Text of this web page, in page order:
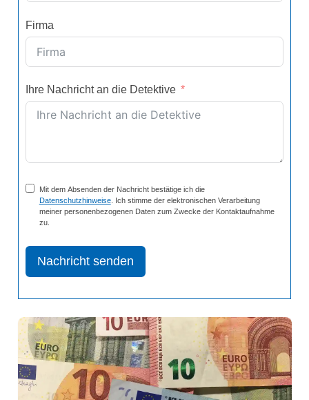
Firma
Ihre Nachricht an die Detektive
Mit dem Absenden der Nachricht bestätige ich die
Datenschutzhinweise. Ich stimme der elektronischen Verarbeitung
meiner personenbezogenen Daten zum Zwecke der Kontaktaufnahme
zu.
Nachricht senden